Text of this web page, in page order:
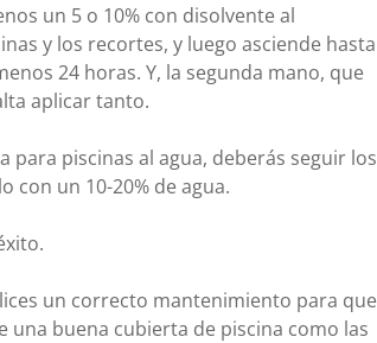
un 5 o 10% con disolvente al
y los recortes, y luego asciende hasta
24 horas. Y, la segunda mano, que
aplicar tanto.
piscinas al agua, deberás seguir los
con un 10-20% de agua.
un correcto mantenimiento para que
una buena cubierta de piscina como las